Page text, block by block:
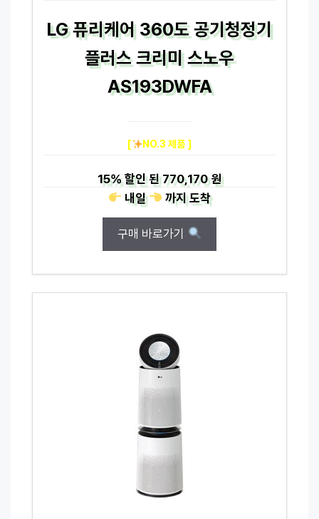
LG 퓨리케어 360도 공기청정기
플러스 크리미 스노우
AS193DWFA
[ NO.3 제품 ]
15%할인 된770,170 원
내일
까지도착
구매 바로가기